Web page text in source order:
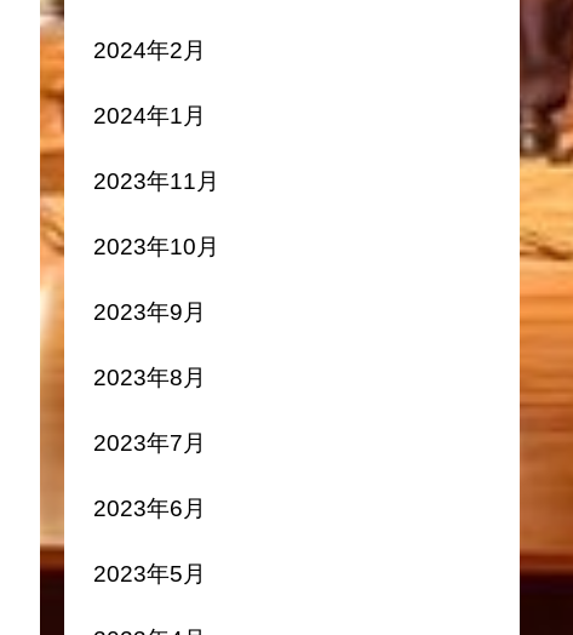
2024年2月
2024年1月
2023年11月
2023年10月
2023年9月
2023年8月
2023年7月
2023年6月
2023年5月